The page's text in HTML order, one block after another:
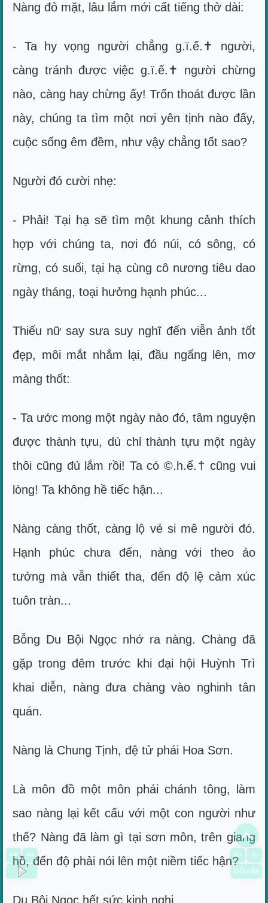
Nàng đỏ mặt, lâu lắm mới cất tiếng thở dài:
- Ta hy vọng người chẳng g.ï.ế.✝ người,
càng tránh được việc g.ï.ế.✝ người chừng
nào, càng hay chừng ấy! Trốn thoát được lần
này, chúng ta tìm một nơi yên tịnh nào đấy,
cuộc sống êm đềm, như vậy chẳng tốt sao?
Người đó cười nhẹ:
- Phải! Tại hạ sẽ tìm một khung cảnh thích
hợp với chúng ta, nơi đó núi, có sông, có
rừng, có suối, tại hạ cùng cô nương tiêu dao
ngày tháng, toại hưởng hạnh phúc...
Thiếu nữ say sưa suy nghĩ đến viễn ảnh tốt
đẹp, môi mắt nhắm lại, đầu ngẩng lên, mơ
màng thốt:
- Ta ước mong một ngày nào đó, tâm nguyện
được thành tựu, dù chỉ thành tựu một ngày
thôi cũng đủ lắm rồi! Ta có ©.h.ế.† cũng vui
lòng! Ta không hề tiếc hận...
Nàng càng thốt, càng lộ vẻ si mê người đó.
Hạnh phúc chưa đến, nàng với theo ảo
tưởng mà vẫn thiết tha, đến độ lệ cảm xúc
tuôn tràn...
Bỗng Du Bội Ngọc nhớ ra nàng. Chàng đã
gặp trong đêm trước khi đại hội Huỳnh Trì
khai diễn, nàng đưa chàng vào nghinh tân
quán.
Nàng là Chung Tịnh, đệ tử phái Hoa Sơn.
Là môn đồ một môn phái chánh tông, làm
sao nàng lại kết cấu với một con người như
thế? Nàng đã làm gì tại sơn môn, trên giang
hồ, đến độ phải nói lên một niềm tiếc hận?
Du Bội Ngọc hết sức kinh nghi.
>>
<< A+
A-
Đổi nền